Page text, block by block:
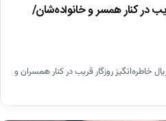
در کنار همسر و خانواده‌شان/
خاطره‌انگیز روزگار قریب در کنار همسران و